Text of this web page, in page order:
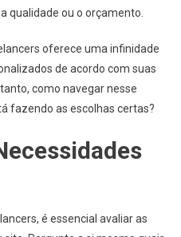
qualidade ou o orçamento.
oferece uma infinidade
de acordo com suas
como navegar nesse
fazendo as escolhas certas?
é essencial avaliar as